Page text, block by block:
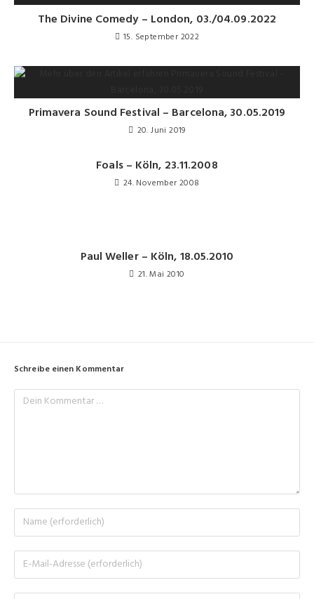
The Divine Comedy – London, 03./04.09.2022
15. September 2022
Primavera Sound Festival – Barcelona, 30.05.2019
20. Juni 2019
Foals – Köln, 23.11.2008
24. November 2008
Paul Weller – Köln, 18.05.2010
21. Mai 2010
Schreibe einen Kommentar